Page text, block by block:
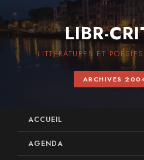
LIBR-
LITTÉRATURES ET
ARCHIVES
ACCUEIL
AGENDA